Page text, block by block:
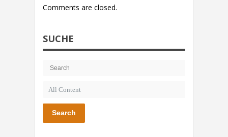
Comments are closed.
SUCHE
Search